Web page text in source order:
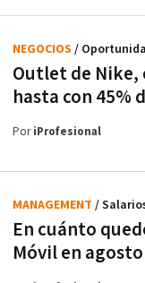
Outlet de Nike,
hasta con 45%
NEGOCIOS /
PoriProfesional
En cuánto
Móvil en
MANAGEMENT /